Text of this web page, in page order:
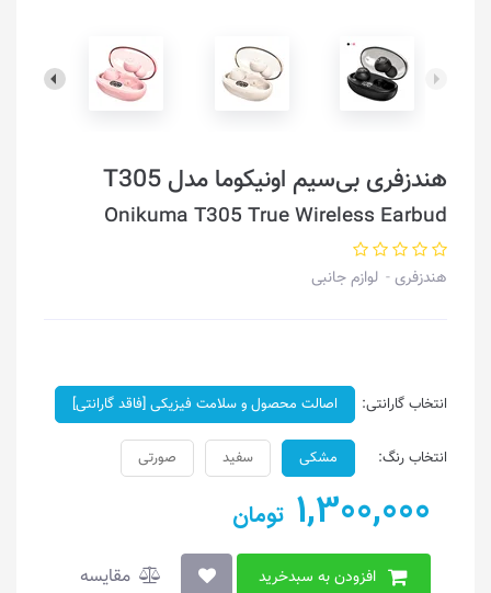
هندزفری بی‌سیم اونیکوما مدل T305
Onikuma T305 True Wireless Earbud
هندزفری لوازم جانبی
انتخاب گارانتی: اصالت محصول و سلامت فیزیکی [فاقد گارانتی]
انتخاب رنگ: مشکی سفید صورتی
1,300,000 تومان
افزودن به سبدخرید مقایسه